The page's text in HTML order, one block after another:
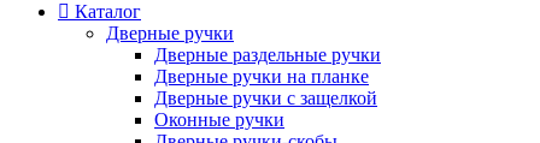
Каталог
Дверные ручки
Дверные раздельные ручки
Дверные ручки на планке
Дверные ручки с защелкой
Оконные ручки